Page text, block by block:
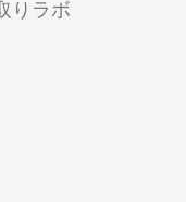
りラボ